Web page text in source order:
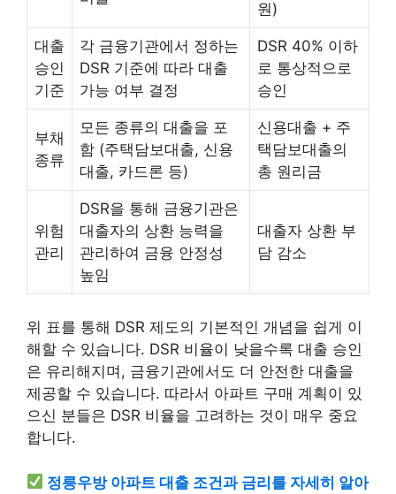
원)
대출
승인
기준
각 금융기관에서 정하는
DSR 기준에 따라 대출
가능 여부 결정
DSR 40% 이하
로 통상적으로
승인
부채
종류
모든 종류의 대출을 포
함 (주택담보대출, 신용
대출, 카드론 등)
신용대출 + 주
택담보대출의
총 원리금
위험
관리
DSR을 통해 금융기관은
대출자의 상환 능력을
관리하여 금융 안정성
높임
대출자 상환 부
담 감소
위 표를 통해 DSR 제도의 기본적인 개념을 쉽게 이
해할 수 있습니다. DSR 비율이 낮을수록 대출 승인
은 유리해지며, 금융기관에서도 더 안전한 대출을
제공할 수 있습니다. 따라서 아파트 구매 계획이 있
으신 분들은 DSR 비율을 고려하는 것이 매우 중요
합니다.
정릉우방 아파트 대출 조건과 금리를 자세히 알아